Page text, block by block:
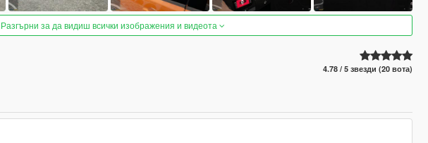
Разгърни за да видиш всички изображения и видеота
4.78 / 5 звезди (20 вота)